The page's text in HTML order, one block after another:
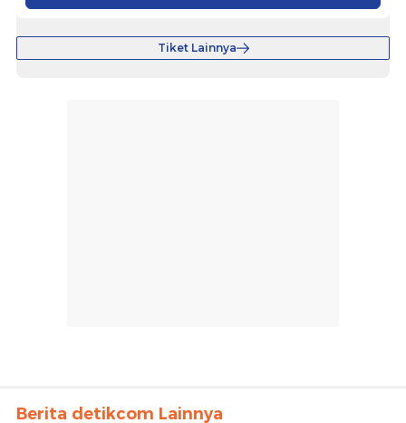
Tiket Lainnya
Berita detikcom Lainnya